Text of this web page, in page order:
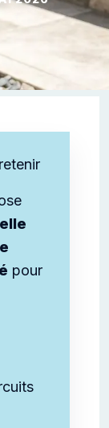
pour